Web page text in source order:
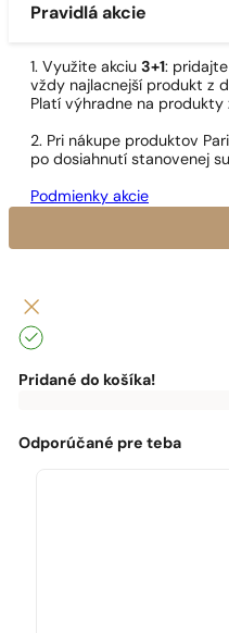
Pravidlá akcie
1. Využite akciu 3+1:
vždy najlacnejší produkt z
Platí výhradne na produkty
2. Pri nákupe produktov
po dosiahnutí stanovenej
Podmienky akcie
Pridané do košíka!
zadarmo
ti
Odporúčané pre teba